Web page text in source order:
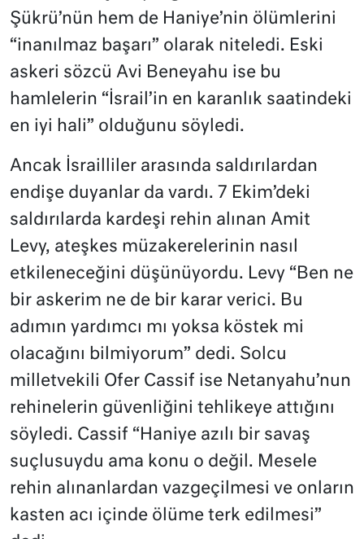
Şükrü’nün hem de Haniye’nin ölümlerini
“inanılmaz başarı” olarak niteledi. Eski
askeri sözcü Avi Beneyahu ise bu
hamlelerin “İsrail’in en karanlık saatindeki
en iyi hali” olduğunu söyledi.
Ancak İsrailliler arasında saldırılardan
endişe duyanlar da vardı. 7 Ekim’deki
saldırılarda kardeşi rehin alınan Amit
Levy, ateşkes müzakerelerinin nasıl
etkileneceğini düşünüyordu. Levy “Ben ne
bir askerim ne de bir karar verici. Bu
adımın yardımcı mı yoksa köstek mi
olacağını bilmiyorum” dedi. Solcu
milletvekili Ofer Cassif ise Netanyahu’nun
rehinelerin güvenliğini tehlikeye attığını
söyledi. Cassif “Haniye azılı bir savaş
suçlusuydu ama konu o değil. Mesele
rehin alınanlardan vazgeçilmesi ve onların
kasten acı içinde ölüme terk edilmesi”